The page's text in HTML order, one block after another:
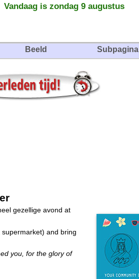
Vandaag is zondag 9 augustus
Beeld Subpagina
gezellige avond at
and bring
you, for the glory of